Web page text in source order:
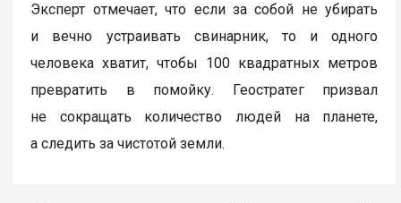
Эксперт отмечает, что если за собой не убирать
и вечно устраивать свинарник, то и одного
человека хватит, чтобы 100 квадратных метров
превратить в помойку. Геостратег призвал
не сокращать количество людей на планете,
а следить за чистотой земли.